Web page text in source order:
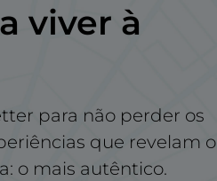
viver à
para não perder os
que revelam o
o mais autêntico.